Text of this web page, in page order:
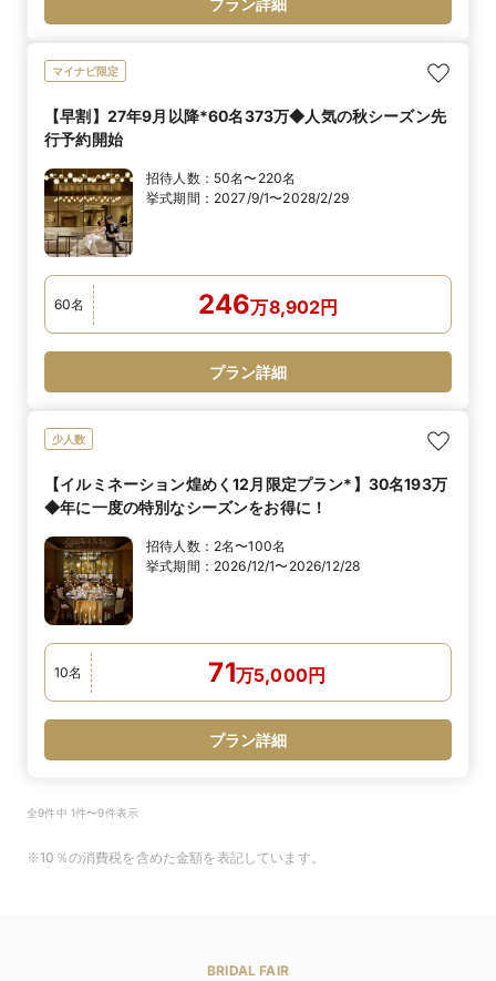
プラン詳細
マイナビ限定
【早割】27年9月以降*60名373万◆人気の秋シーズン先
行予約開始
招待人数： 50名〜220名
挙式期間： 2027/9/1〜2028/2/29
60名 246万8,902円
プラン詳細
少人数
【イルミネーション煌めく12月限定プラン*】30名193万
◆年に一度の特別なシーズンをお得に！
招待人数： 2名〜100名
挙式期間： 2026/12/1〜2026/12/28
10名 71万5,000円
プラン詳細
全9件中 1件〜9件表示
※10％の消費税を含めた金額を表記しています。
BRIDAL FAIR